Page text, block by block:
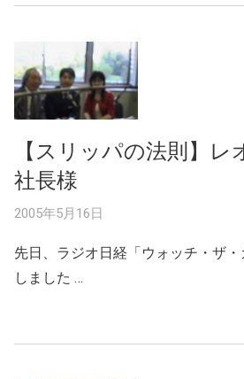
【スリッパの法則】レ
社長様
2005年5月16日
先日、ラジオ日経「ウォッチ・ザ
しました …